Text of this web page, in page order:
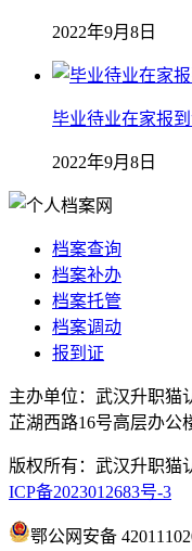
2022年9月8日
毕业待业在家报到
2022年9月8日
档案查询
档案补办
档案托管
档案调动
报到证
主办单位：武汉升职
芷湖西路16号高层办
版权所有：武汉升
ICP备2023012683号-3
鄂公网安备